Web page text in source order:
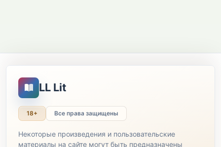
LL Lit
18+ Все права защищены
Некоторые произведения и пользовательские
материалы на сайте могут быть предназначены